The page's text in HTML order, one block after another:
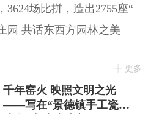
苏港澳3918名学生参与，3624场比拼，造出2755座“迷你园林”
园 共话东西方园林之美
更多
千年窑火 映照文明之光
——写在“景德镇手工瓷业